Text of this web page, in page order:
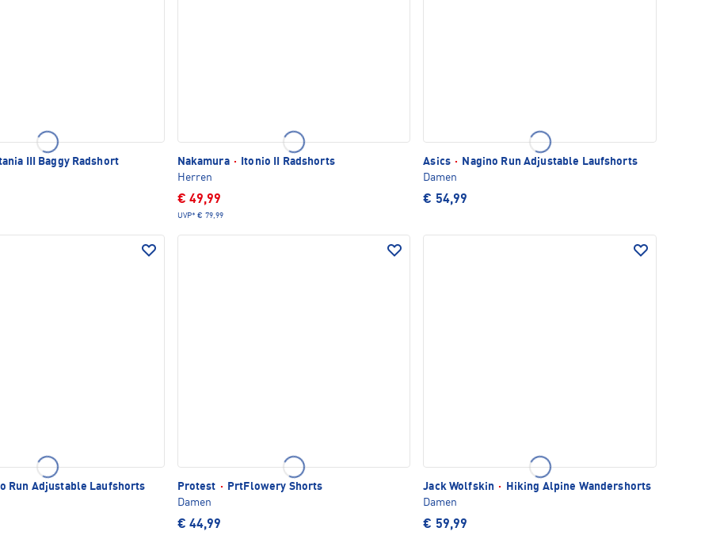
III Baggy Radshort
Nakamura ·
Itonio II Radshorts
Herren
€ 49,99
UVP* € 79,99
Asics ·
Nagino Run Adjustable Laufshorts
Damen
€ 54,99
Run Adjustable Laufshorts
Protest ·
PrtFlowery Shorts
Damen
€ 44,99
Jack Wolfskin ·
Hiking Alpine Wandershorts
Damen
€ 59,99